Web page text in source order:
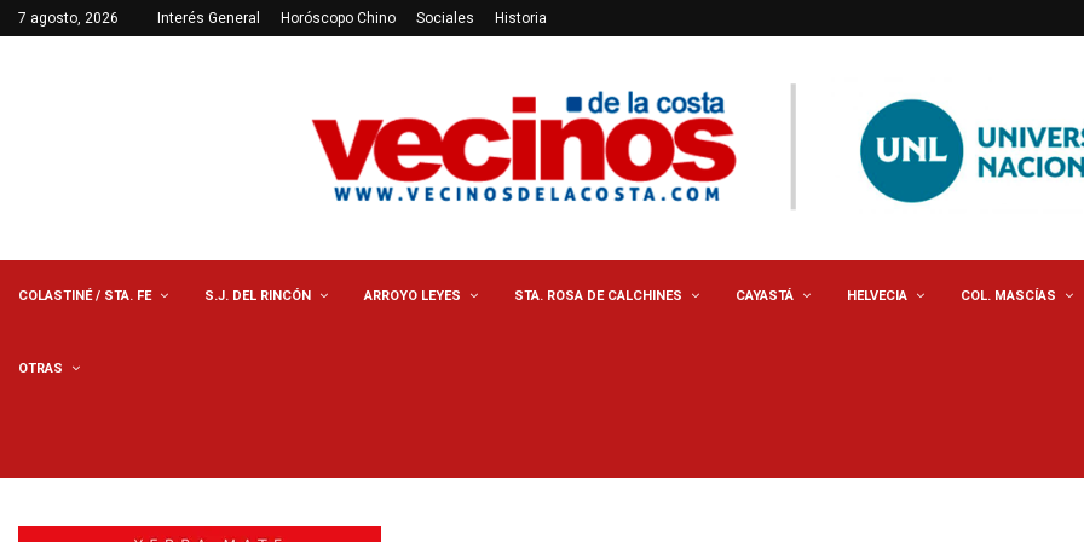
7 agosto, 2026 Interés General Horóscopo Chino Sociales Historia
COLASTINÉ / STA. FE S.J. DEL RINCÓN ARROYO LEYES STA. ROSA DE CALCHINES CAYASTÁ HELVECIA COL. MASCÍAS
OTRAS